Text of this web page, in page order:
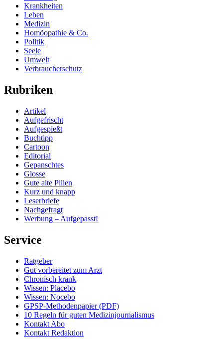
Krankheiten
Leben
Medizin
Homöopathie & Co.
Politik
Seele
Umwelt
Verbraucherschutz
Rubriken
Artikel
Aufgefrischt
Aufgespießt
Buchtipp
Cartoon
Editorial
Gepanschtes
Glosse
Gute alte Pillen
Kurz und knapp
Leserbriefe
Nachgefragt
Werbung – Aufgepasst!
Service
Ratgeber
Gut vorbereitet zum Arzt
Chronisch krank
Wissen: Placebo
Wissen: Nocebo
GPSP-Methodenpapier (PDF)
10 Regeln für guten Medizinjournalismus
Kontakt Abo
Kontakt Redaktion